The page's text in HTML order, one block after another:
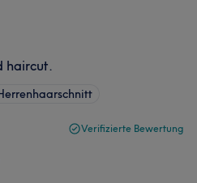
haircut.
Verifizierte Bewertung